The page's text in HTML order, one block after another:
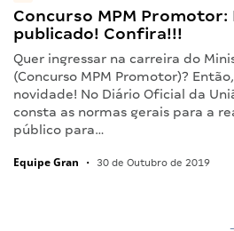
Concurso MPM Promotor:
publicado! Confira!!!
Quer ingressar na carreira do
(Concurso MPM Promotor)?
novidade! No Diário Oficial da
consta as normas gerais para a
público para…
Equipe Gran • 30 de Outubro de 2019